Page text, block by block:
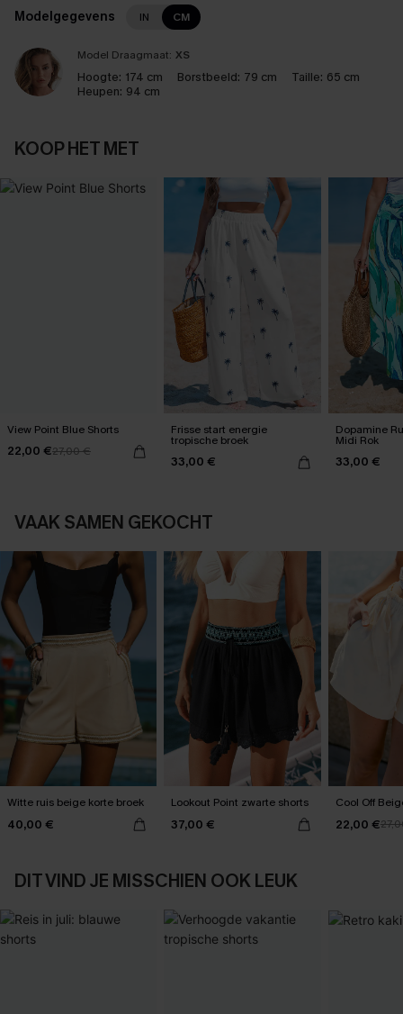
Modelgegevens IN CM
Model Draagmaat: XS
Hoogte: 174 cm Borstbeeld: 79 cm Taille: 65 cm
Heupen: 94 cm
KOOP HET MET
View Point Blue Shorts
22,00 €27,00 €
Frisse start energie
tropische broek
33,00 €
Dopamine
Midi Rok
33,00 €
VAAK SAMEN GEKOCHT
Witte ruis beige korte broek
40,00 €
Lookout Point zwarte shorts
37,00 €
Cool Off
22,00 €
DIT VIND JE MISSCHIEN OOK LEUK